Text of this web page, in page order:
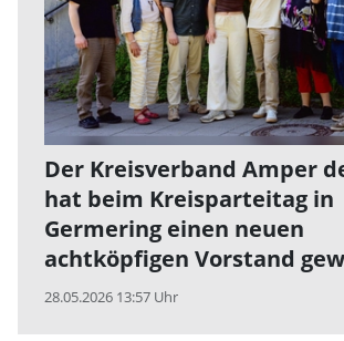
Der Kreisverband Amper
hat beim Kreisparteitag in
Germering einen neuen
achtköpfigen Vorstand
28.05.2026 13:57 Uhr